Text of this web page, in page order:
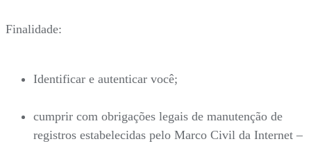
Finalidade:
Identificar e autenticar você;
cumprir com obrigações legais de manutenção de
registros estabelecidas pelo Marco Civil da Internet –